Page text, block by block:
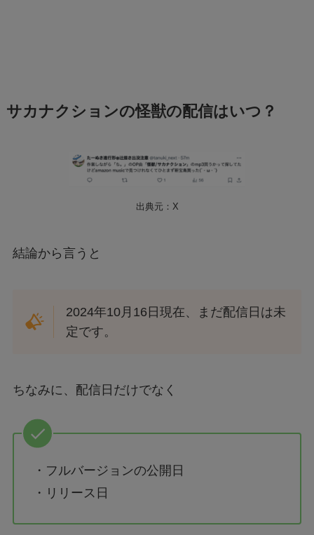
サカナクションの怪獣の配信はいつ？
出典元：X
結論から言うと
2024年10月16日現在、まだ配信日は未
定です。
ちなみに、配信日だけでなく
・フルバージョンの公開日
・リリース日